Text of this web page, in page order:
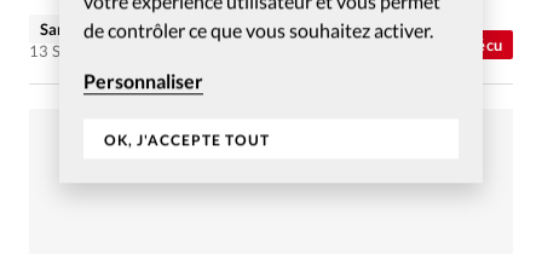
de contrôler ce que vous souhaitez activer.
Personnaliser
OK, J'ACCEPTE TOUT
Vécu
Sandrine Roulet
13 Sep 2014
Abonnés